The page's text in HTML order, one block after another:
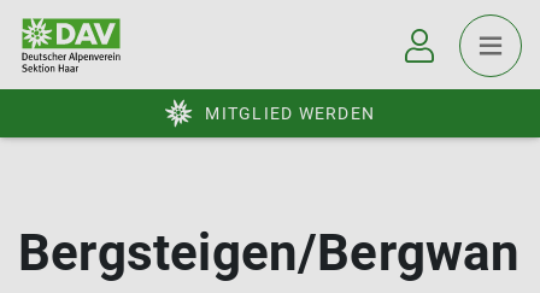
MITGLIED WERDEN
Bergsteigen/Bergwan